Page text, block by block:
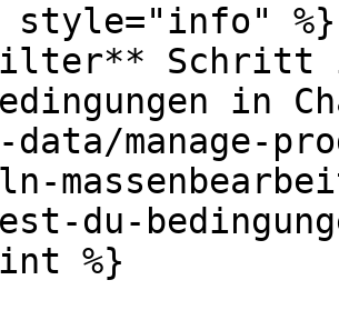
style="info" %}
Schritt
in
data/manage-
du-
%}